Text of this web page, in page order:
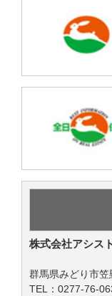
株式会社アシスト
群馬県みどり市
TEL：0277-76-